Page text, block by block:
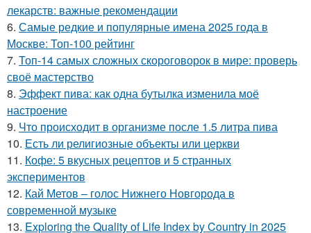
лекарств: важные рекомендации
6. Самые редкие и популярные имена 2025 года в
Москве: Топ-100 рейтинг
7. Топ-14 самых сложных скороговорок в мире: проверь
своё мастерство
8. Эффект пива: как одна бутылка изменила моё
настроение
9. Что происходит в организме после 1.5 литра пива
10. Есть ли религиозные объекты или церкви
11. Кофе: 5 вкусных рецептов и 5 странных
экспериментов
12. Кай Метов – голос Нижнего Новгорода в
современной музыке
13. Exploring the Quality of Life Index by Country in 2025